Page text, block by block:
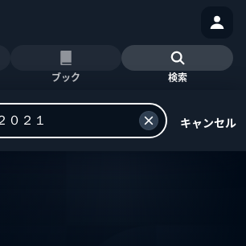
ブック 検索
キャンセル